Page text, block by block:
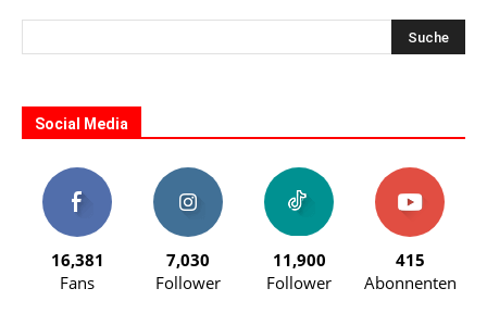
Social Media
16,381
Fans
7,030
Follower
11,900
Follower
415
Abonnenten